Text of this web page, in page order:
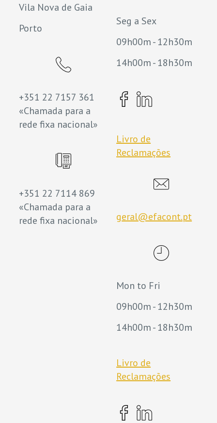
Vila Nova de Gaia
Porto
+351 22 7157 361
«Chamada para a
rede fixa nacional»
+351 22 7114 869
«Chamada para a
rede fixa nacional»
Seg a Sex
09h00m - 12h30m
14h00m - 18h30m
Livro de
Reclamações
geral@efacont.pt
Mon to Fri
09h00m - 12h30m
14h00m - 18h30m
Livro de
Reclamações